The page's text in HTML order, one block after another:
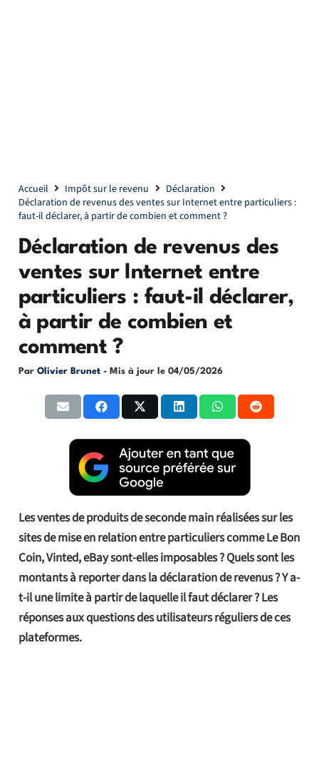
Accueil Impôt sur le revenu
Déclaration
Déclaration de revenus des ventes sur Internet entre particuliers :
faut-il déclarer, à partir de combien et comment ?
Déclaration de revenus des
ventes sur Internet entre
particuliers : faut-il déclarer,
à partir de combien et
comment ?
Par Olivier Brunet - Mis à jour le 04/05/2026
Les ventes de produits de seconde main réalisées sur les
sites de mise en relation entre particuliers comme Le Bon
Coin, Vinted, eBay sont-elles imposables ? Quels sont les
montants à reporter dans la déclaration de revenus ? Y a-
t-il une limite à partir de laquelle il faut déclarer ? Les
réponses aux questions des utilisateurs réguliers de ces
plateformes.